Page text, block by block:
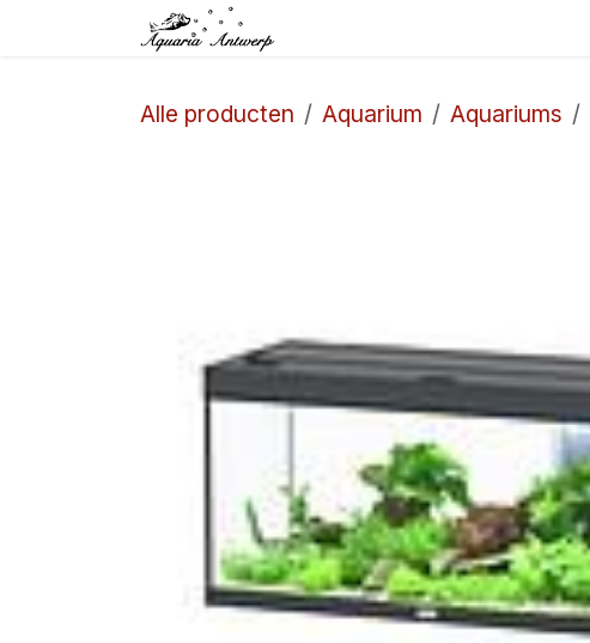
Overslaan naar inhoud
Alle producten Aquarium Aquariums